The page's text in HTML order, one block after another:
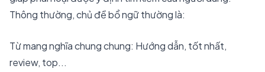
Thông thường, chủ đề bổ ngữ thường là:
Từ mang nghĩa chung chung: Hướng dẫn, tốt nhất,
review, top...